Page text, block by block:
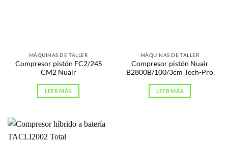
MÁQUINAS DE TALLER
Compresor pistón FC2/24S
CM2 Nuair
LEER MÁS
MÁQUINAS DE TALLER
Compresor pistón Nuair
B2800B/100/3cm Tech-Pro
LEER MÁS